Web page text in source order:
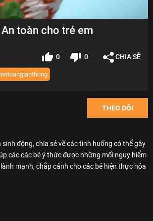
toàn cho trẻ em
0 0 CHIA SẺ
THEO DÕI
động, chia sẻ về các tình huống có thể gây
các các bé ý thức được những mối nguy hiểm
mạnh, chắp cánh cho các bé hiện thực hóa
sources and materials of kid safety.